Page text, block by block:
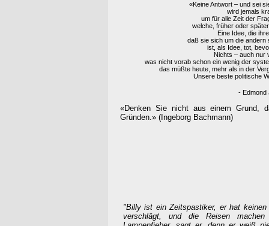
«Keine Antwort – und sei
wird jemals
um für alle Zeit der
welche, früher oder
Eine Idee, die
daß sie sich um die
ist, als Idee, tot,
Nichts – auch nur
was nicht vorab schon ein wenig der
das müßte heute, mehr als in der
Unsere beste politische
- Edmond
«Denken Sie nicht aus einem Grund,
Gründen.» (Ingeborg Bachmann)
"Billy ist ein Zeitspastiker, er hat
verschlägt, und die Reisen